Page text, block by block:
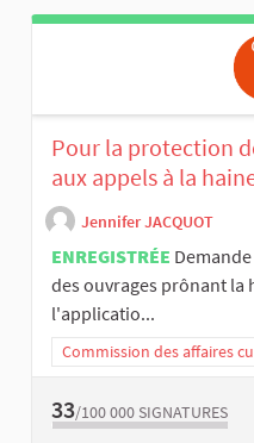
Pour la protection
aux appels à la
Jennifer JACQUOT
ENREGISTRÉE
des ouvrages prônant
l'applicatio...
Commission des affaires
33/100 000 SIGNATURES